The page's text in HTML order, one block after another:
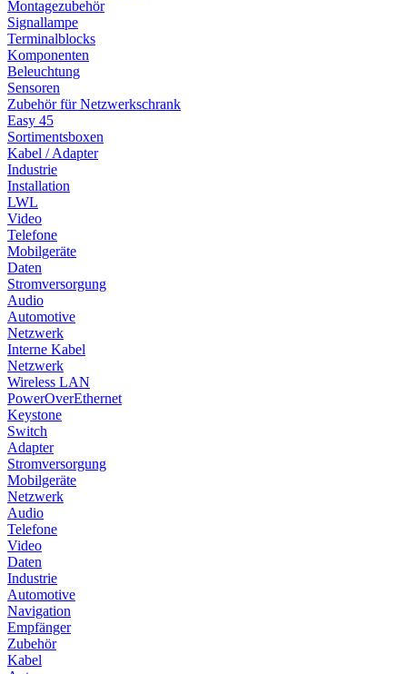
Montagezubehör
Signallampe
Terminalblocks
Komponenten
Beleuchtung
Sensoren
Zubehör für Netzwerkschrank
Easy 45
Sortimentsboxen
Kabel / Adapter
Industrie
Installation
LWL
Video
Telefone
Mobilgeräte
Daten
Stromversorgung
Audio
Automotive
Netzwerk
Interne Kabel
Netzwerk
Wireless LAN
PowerOverEthernet
Keystone
Switch
Adapter
Stromversorgung
Mobilgeräte
Netzwerk
Audio
Telefone
Video
Daten
Industrie
Automotive
Navigation
Empfänger
Zubehör
Kabel